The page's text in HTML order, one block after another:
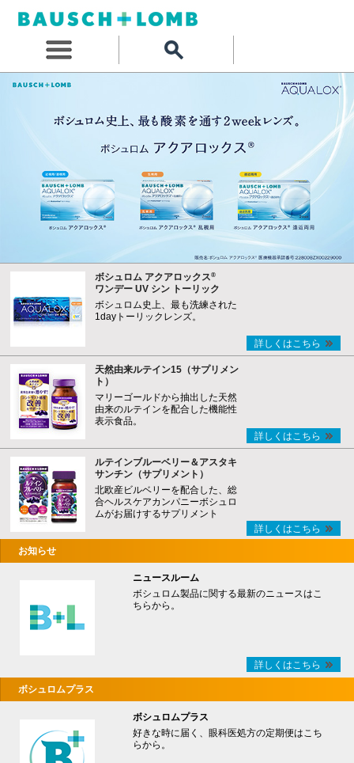
ボシュロム アクアロックス®
ワンデー UV シン トーリック
ボシュロム史上、最も洗練された
1dayトーリックレンズ。
詳しくはこちら
天然由来ルテイン15（サプリメン
ト）
マリーゴールドから抽出した天然
由来のルテインを配合した機能性
表示食品。
詳しくはこちら
ルテインブルーベリー＆アスタキ
サンチン（サプリメント）
北欧産ビルベリーを配合した、総
合ヘルスケアカンパニーボシュロ
ムがお届けするサプリメント
詳しくはこちら
お知らせ
ニュースルーム
ボシュロム製品に関する最新のニュースはこ
ちらから。
詳しくはこちら
ボシュロムプラス
ボシュロムプラス
好きな時に届く、眼科医処方の定期便はこち
らから。